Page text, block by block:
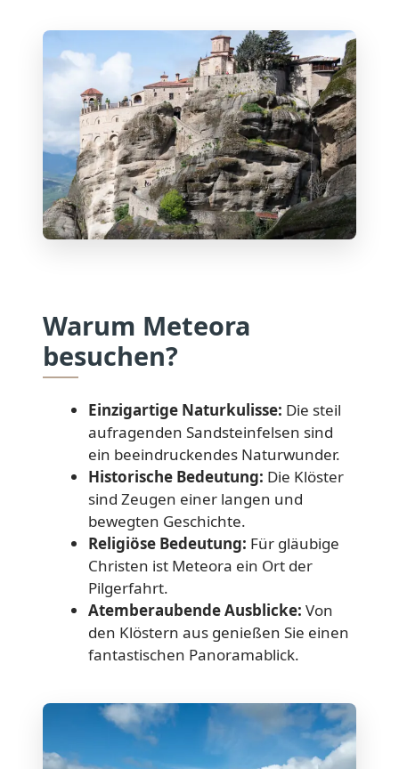
Warum Meteora
besuchen?
Einzigartige Naturkulisse: Die steil
aufragenden Sandsteinfelsen sind
ein beeindruckendes Naturwunder.
Historische Bedeutung: Die Klöster
sind Zeugen einer langen und
bewegten Geschichte.
Religiöse Bedeutung: Für gläubige
Christen ist Meteora ein Ort der
Pilgerfahrt.
Atemberaubende Ausblicke: Von
den Klöstern aus genießen Sie einen
fantastischen Panoramablick.